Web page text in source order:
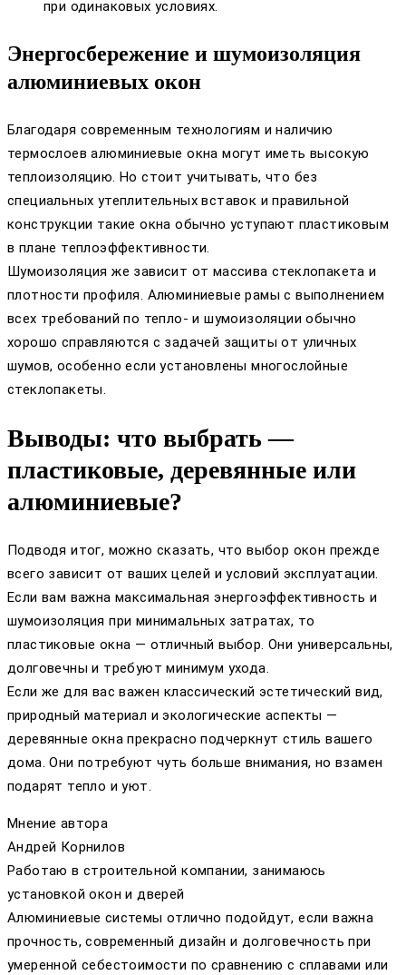
при одинаковых условиях.
Энергосбережение и шумоизоляция
алюминиевых окон
Благодаря современным технологиям и наличию
термослоев алюминиевые окна могут иметь высокую
теплоизоляцию. Но стоит учитывать, что без
специальных утеплительных вставок и правильной
конструкции такие окна обычно уступают пластиковым
в плане теплоэффективности.
Шумоизоляция же зависит от массива стеклопакета и
плотности профиля. Алюминиевые рамы с выполнением
всех требований по тепло- и шумоизоляции обычно
хорошо справляются с задачей защиты от уличных
шумов, особенно если установлены многослойные
стеклопакеты.
Выводы: что выбрать —
пластиковые, деревянные или
алюминиевые?
Подводя итог, можно сказать, что выбор окон прежде
всего зависит от ваших целей и условий эксплуатации.
Если вам важна максимальная энергоэффективность и
шумоизоляция при минимальных затратах, то
пластиковые окна — отличный выбор. Они универсальны,
долговечны и требуют минимум ухода.
Если же для вас важен классический эстетический вид,
природный материал и экологические аспекты —
деревянные окна прекрасно подчеркнут стиль вашего
дома. Они потребуют чуть больше внимания, но взамен
подарят тепло и уют.
Мнение автора
Андрей Корнилов
Работаю в строительной компании, занимаюсь
установкой окон и дверей
Алюминиевые системы отлично подойдут, если важна
прочность, современный дизайн и долговечность при
умеренной себестоимости по сравнению с сплавами или